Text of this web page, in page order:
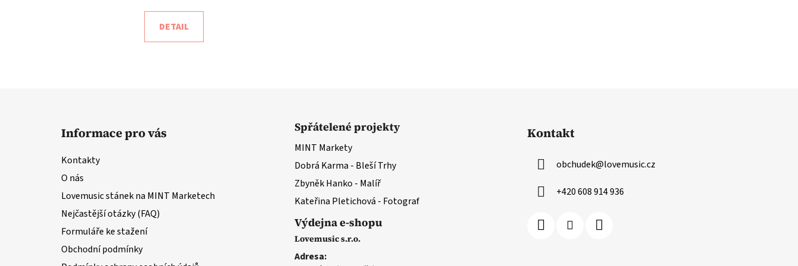
DETAIL
d
v
Informace pro vás
Kontakty
O nás
Lovemusic stánek na MINT Marketech
Nejčastější otázky (FAQ)
Formuláře ke stažení
Obchodní podmínky
Spřátelené projekty
MINT Markety
Dobrá Karma - Bleší Trhy
Zbyněk Hanko - Malíř
Kateřina Pletichová - Fotograf
Výdejna e-shopu
Lovemusic s.r.o.
Adresa:
Kontakt
obchudek@lovemusic.cz
+420 608 914 936